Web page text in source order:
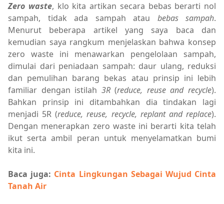
Zero waste, klo kita artikan secara bebas berarti nol
sampah, tidak ada sampah atau bebas sampah.
Menurut beberapa artikel yang saya baca dan
kemudian saya rangkum menjelaskan bahwa konsep
zero waste ini menawarkan pengelolaan sampah,
dimulai dari peniadaan sampah: daur ulang, reduksi
dan pemulihan barang bekas atau prinsip ini lebih
familiar dengan istilah 3R(reduce, reuse and recycle).
Bahkan prinsip ini ditambahkan dia tindakan lagi
menjadi 5R (reduce, reuse, recycle, replant and replace).
Dengan menerapkan zero waste ini berarti kita telah
ikut serta ambil peran untuk menyelamatkan bumi
kita ini.
Baca juga: Cinta Lingkungan Sebagai Wujud Cinta
Tanah Air